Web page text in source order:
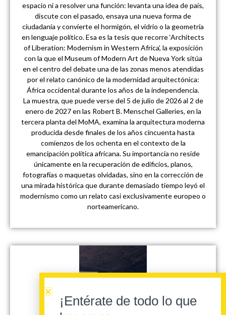
espacio ni a resolver una función: levanta una idea de país,
discute con el pasado, ensaya una nueva forma de
ciudadanía y convierte el hormigón, el vidrio o la geometría
en lenguaje político. Esa es la tesis que recorre ‘Architects
of Liberation: Modernism in Western Africa’, la exposición
con la que el Museum of Modern Art de Nueva York sitúa
en el centro del debate una de las zonas menos atendidas
por el relato canónico de la modernidad arquitectónica:
África occidental durante los años de la independencia.
La muestra, que puede verse del 5 de julio de 2026 al 2 de
enero de 2027 en las Robert B. Menschel Galleries, en la
tercera planta del MoMA, examina la arquitectura moderna
producida desde finales de los años cincuenta hasta
comienzos de los ochenta en el contexto de la
emancipación política africana. Su importancia no reside
únicamente en la recuperación de edificios, planos,
fotografías o maquetas olvidadas, sino en la corrección de
una mirada histórica que durante demasiado tiempo leyó el
modernismo como un relato casi exclusivamente europeo o
norteamericano.
¡Entérate de todo lo que